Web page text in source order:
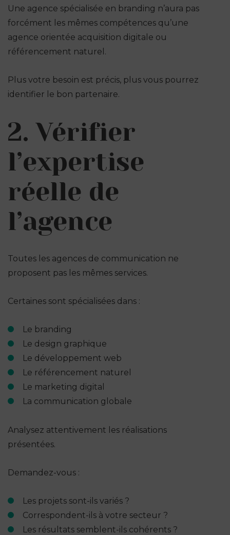
Une agence spécialisée en branding n’aura pas
forcément les mêmes compétences qu’une
agence orientée acquisition digitale ou
référencement naturel.
Plus votre besoin est précis, plus vous pourrez
identifier le bon partenaire.
2. Vérifier
l’expertise
réelle de
l’agence
Toutes les agences de communication ne
proposent pas les mêmes services.
Certaines sont spécialisées dans :
Le branding
Le design graphique
Le développement web
Le référencement naturel
Le marketing digital
La communication globale
Analysez attentivement les réalisations
présentées.
Demandez-vous :
Les projets sont-ils variés ?
Correspondent-ils à votre secteur ?
Les résultats semblent-ils cohérents ?